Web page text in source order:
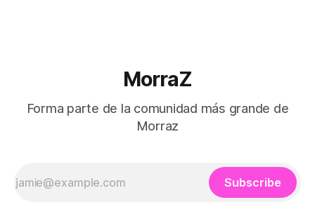
MorraZ
Forma parte de la comunidad más grande de
Morraz
Subscribe